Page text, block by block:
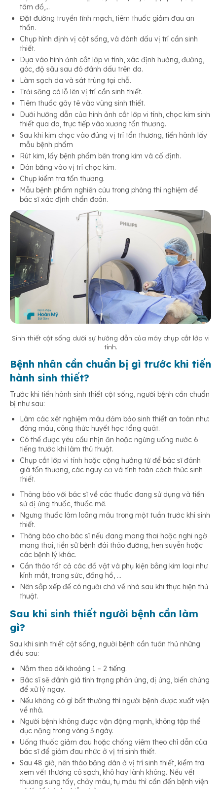
tâm đồ,…
Đặt đường truyền tĩnh mạch, tiêm thuốc giảm đau an
thần.
Chụp hình định vị cột sống, và đánh dấu vị trí cần sinh
thiết.
Dựa vào hình ảnh cắt lớp vi tính, xác định hướng, đường,
góc, độ sâu sau đó đánh dấu trên da.
Làm sạch da và sát trùng tại chỗ.
Trải săng có lỗ lên vị trí cần sinh thiết.
Tiêm thuốc gây tê vào vùng sinh thiết.
Dưới hướng dẫn của hình ảnh cắt lớp vi tính, chọc kim sinh
thiết qua da, trực tiếp vào xương tổn thương.
Sau khi kim chọc vào đúng vị trí tổn thương, tiến hành lấy
mẫu bệnh phẩm
Rút kim, lấy bệnh phẩm bên trong kim và cố định.
Dán băng vào vị trí chọc kim.
Chụp kiểm tra tổn thương.
Mẫu bệnh phẩm nghiên cứu trong phòng thí nghiệm để
bác sĩ xác định chẩn đoán.
Sinh thiết cột sống dưới sự hướng dẫn của máy chụp cắt lớp vi
tính.
Bệnh nhân cần chuẩn bị gì trước khi tiến
hành sinh thiết?
Trước khi tiến hành sinh thiết cột sống, người bệnh cần chuẩn
bị như sau:
Làm các xét nghiệm máu đảm bảo sinh thiết an toàn như:
đông máu, công thức huyết học tổng quát.
Có thể được yêu cầu nhịn ăn hoặc ngừng uống nước 6
tiếng trước khi làm thủ thuật.
Chụp cắt lớp vi tính hoặc cộng hưởng từ để bác sĩ đánh
giá tổn thương, các nguy cơ và tính toán cách thức sinh
thiết.
Thông báo với bác sĩ về các thuốc đang sử dụng và tiền
sử dị ứng thuốc, thuốc mê.
Ngưng thuốc làm loãng máu trong một tuần trước khi sinh
thiết.
Thông báo cho bác sĩ nếu đang mang thai hoặc nghi ngờ
mang thai, tiền sử bệnh đái tháo đường, hen suyễn hoặc
các bệnh lý khác.
Cần tháo tất cả các đồ vật và phụ kiện bằng kim loại như
kính mắt, trang sức, đồng hồ, …
Nên sắp xếp để có người chở về nhà sau khi thực hiện thủ
thuật.
Sau khi sinh thiết người bệnh cần làm
gì?
Sau khi sinh thiết cột sống, người bệnh cần tuân thủ những
điều sau:
Nằm theo dõi khoảng 1 – 2 tiếng.
Bác sĩ sẽ đánh giá tình trạng phản ứng, dị ứng, biến chứng
để xử lý ngay.
Nếu không có gì bất thường thì người bệnh được xuất viện
về nhà.
Người bệnh không được vận động mạnh, không tập thể
dục nặng trong vòng 3 ngày.
Uống thuốc giảm đau hoặc chống viêm theo chỉ dẫn của
bác sĩ để giảm đau nhức ở vị trí sinh thiết.
Sau 48 giờ, nên tháo băng dán ở vị trí sinh thiết, kiểm tra
xem vết thương có sạch, khô hay lành không. Nếu vết
thương sưng tấy, chảy máu, tụ máu thì cần đến bệnh viện